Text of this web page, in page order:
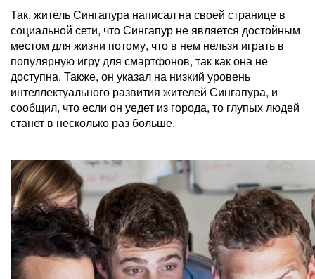
Так, житель Сингапура написал на своей странице в
социальной сети, что Сингапур не является достойным
местом для жизни потому, что в нем нельзя играть в
популярную игру для смартфонов, так как она не
доступна. Также, он указал на низкий уровень
интеллектуального развития жителей Сингапура, и
сообщил, что если он уедет из города, то глупых людей
станет в несколько раз больше.